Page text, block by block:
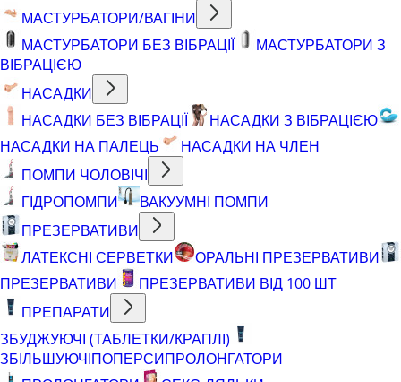
МАСТУРБАТОРИ/ВАГІНИ
МАСТУРБАТОРИ БЕЗ ВІБРАЦІЇ
МАСТУРБАТОРИ З
ВІБРАЦІЄЮ
НАСАДКИ
НАСАДКИ БЕЗ ВІБРАЦІЇ
НАСАДКИ З ВІБРАЦІЄЮ
НАСАДКИ НА ПАЛЕЦЬ
НАСАДКИ НА ЧЛЕН
ПОМПИ ЧОЛОВІЧІ
ГІДРОПОМПИ
ВАКУУМНІ ПОМПИ
ПРЕЗЕРВАТИВИ
ЛАТЕКСНІ СЕРВЕТКИ
ОРАЛЬНІ ПРЕЗЕРВАТИВИ
ПРЕЗЕРВАТИВИ
ПРЕЗЕРВАТИВИ ВІД 100 ШТ
ПРЕПАРАТИ
ЗБУДЖУЮЧІ (ТАБЛЕТКИ/КРАПЛІ)
ЗБІЛЬШУЮЧІПОПЕРСИПРОЛОНГАТОРИ